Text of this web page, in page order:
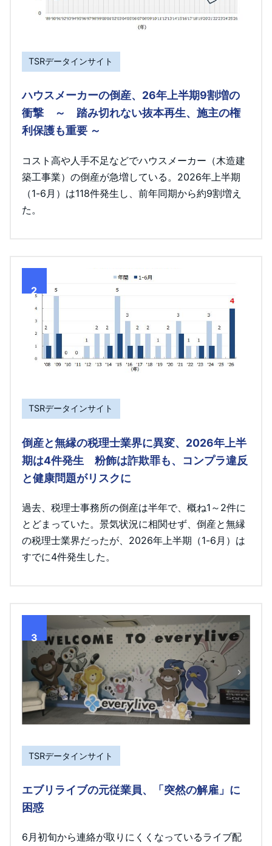
TSRデータインサイト
ハウスメーカーの倒産、26年上半期9割増の
衝撃 ～ 踏み切れない抜本再生、施主の権
利保護も重要 ～
コスト高や人手不足などでハウスメーカー（木造建
築工事業）の倒産が急増している。2026年上半期
（1-6月）は118件発生し、前年同期から約9割増え
た。
2
TSRデータインサイト
倒産と無縁の税理士業界に異変、2026年上半
期は4件発生 粉飾は詐欺罪も、コンプラ違反
と健康問題がリスクに
過去、税理士事務所の倒産は半年で、概ね1～2件に
とどまっていた。景気状況に相関せず、倒産と無縁
の税理士業界だったが、2026年上半期（1-6月）は
すでに4件発生した。
3
TSRデータインサイト
エブリライブの元従業員、「突然の解雇」に
困惑
6月初旬から連絡が取りにくくなっているライブ配